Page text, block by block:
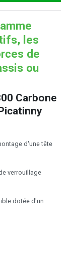
les
de
ou
Carbone
d'une tête
verrouillage
dotée d'un